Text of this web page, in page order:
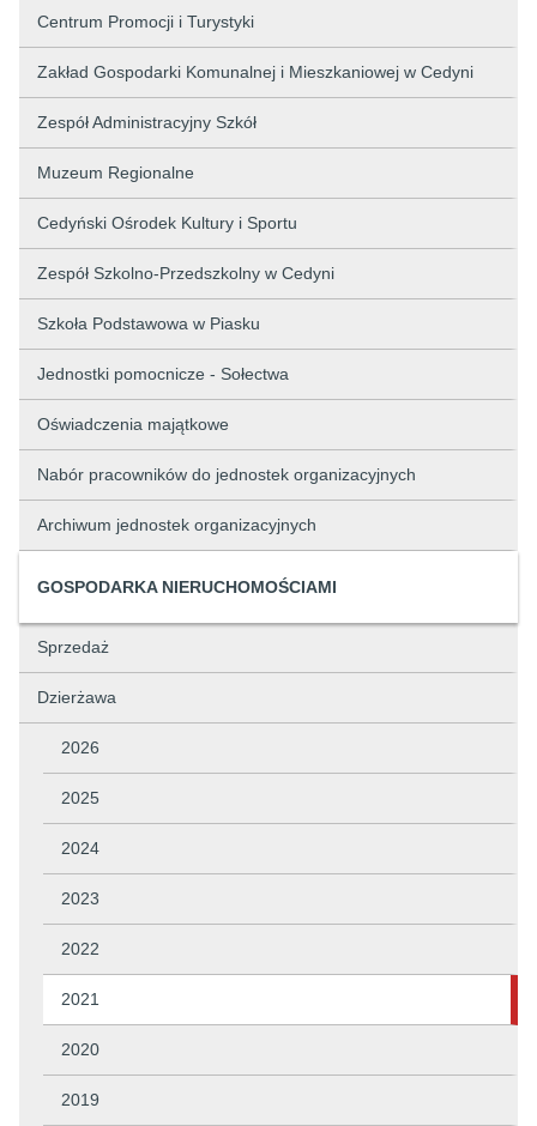
Centrum Promocji i Turystyki
Zakład Gospodarki Komunalnej i Mieszkaniowej w Cedyni
Zespół Administracyjny Szkół
Muzeum Regionalne
Cedyński Ośrodek Kultury i Sportu
Zespół Szkolno-Przedszkolny w Cedyni
Szkoła Podstawowa w Piasku
Jednostki pomocnicze - Sołectwa
Oświadczenia majątkowe
Nabór pracowników do jednostek organizacyjnych
Archiwum jednostek organizacyjnych
GOSPODARKA NIERUCHOMOŚCIAMI
Sprzedaż
Dzierżawa
2026
2025
2024
2023
2022
2021
2020
2019